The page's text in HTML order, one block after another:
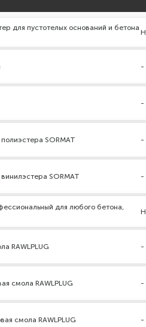
для пустотелых оснований и бетона
-
-
SORMAT -
SORMAT -
для любого бетона,
RAWLPLUG -
смола RAWLPLUG -
смола RAWLPLUG -